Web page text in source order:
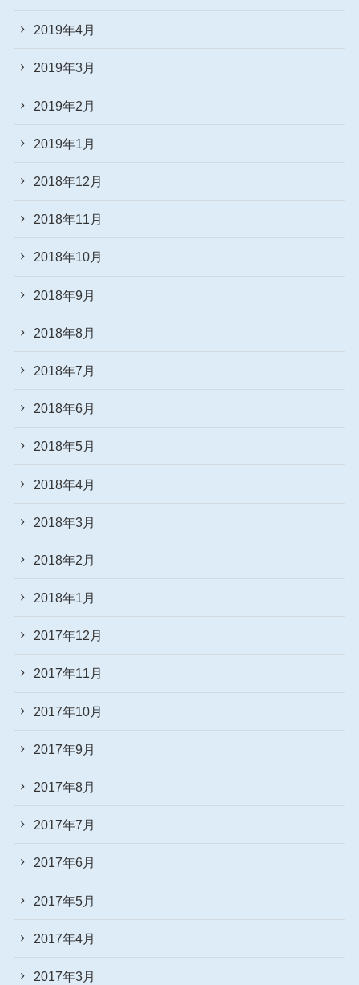
2019年4月
2019年3月
2019年2月
2019年1月
2018年12月
2018年11月
2018年10月
2018年9月
2018年8月
2018年7月
2018年6月
2018年5月
2018年4月
2018年3月
2018年2月
2018年1月
2017年12月
2017年11月
2017年10月
2017年9月
2017年8月
2017年7月
2017年6月
2017年5月
2017年4月
2017年3月